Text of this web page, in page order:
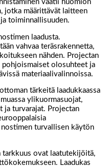
vaatii huomion
jotka määrittävät laitteen
toiminnallisuuden.
laadusta.
vahvaa teräsrakennetta,
nähden. Projectan
olosuhteet ja
materiaalivalinnoissa.
tärkeitä laadukkaassa
ylikuormasuojat,
ja turvarajat. Projectan
nostimen turvallisen käytön
tarkkuus ovat laatutekijöitä,
Laadukas